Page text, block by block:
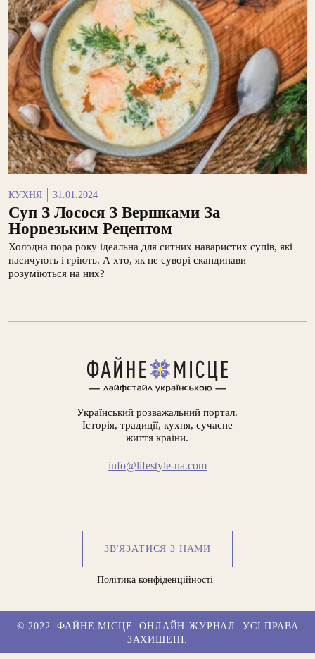
КУХНЯ 31.01.2024
Суп З Лосося З Вершками За
Норвезьким Рецептом
Холодна пора року ідеальна для ситних наваристих супів, які
насичують і гріють. А хто, як не суворі скандинави
розуміються на них?
Український розважальний портал.
Історія, традиції, кухня, сучасне
життя країни.
info@lifestyle-ua.com
ЗВ'ЯЗАТИСЯ З НАМИ
Політика конфіденційності
© 2022. ФАЙНЕ МІСЦЕ. ОНЛАЙН-ЖУРНАЛ. УСІ ПРАВА
ЗАХИЩЕНІ.